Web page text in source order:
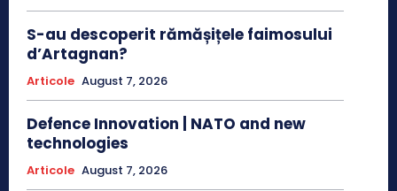
S-au descoperit rămășițele faimosului
d’Artagnan?
Articole August 7, 2026
Defence Innovation | NATO and new
technologies
Articole August 7, 2026